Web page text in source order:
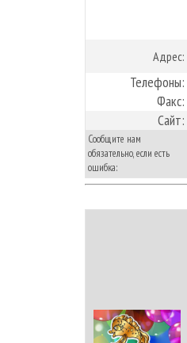
Адрес:
Телефоны:
Факс:
Сайт:
Сообщите нам
обязательно, если есть
ошибка: